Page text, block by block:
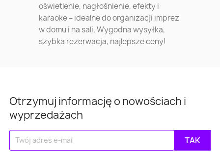
oświetlenie, nagłośnienie, efekty i
karaoke – idealne do organizacji imprez
w domu i na sali. Wygodna wysyłka,
szybka rezerwacja, najlepsze ceny!
Otrzymuj informację o nowościach i
wyprzedażach